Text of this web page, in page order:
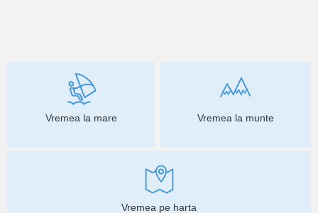
Vremea la mare Vremea la munte
Vremea pe harta